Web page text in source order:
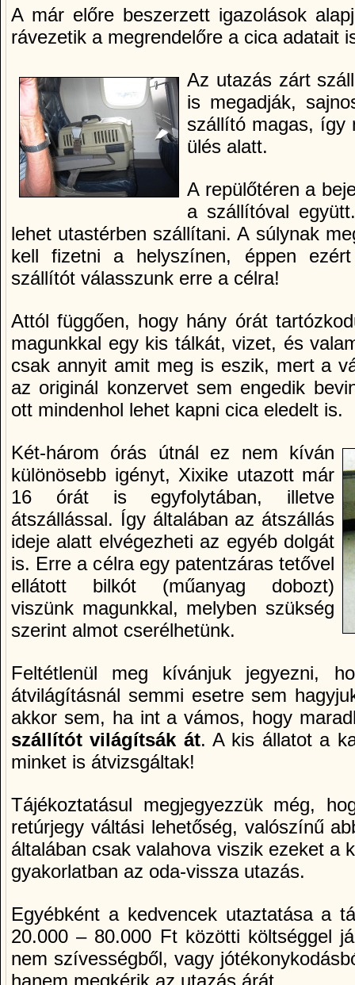
A már előre beszerzett igazolások
rávezetik a megrendelőre a cica adatait
Az utazás zárt
is megadják,
szállító magas, így
ülés alatt.
A repülőtéren a
a szállítóval
lehet utastérben szállítani. A súlynak
kell fizetni a helyszínen, éppen
szállítót válasszunk erre a célra!
Attól függően, hogy hány órát
magunkkal egy kis tálkát, vizet, és
csak annyit amit meg is eszik, mert a
az originál konzervet sem engedik
ott mindenhol lehet kapni cica eledelt is.
Két-három órás útnál ez nem kíván
különösebb igényt, Xixike utazott már
16 órát is egyfolytában, illetve
átszállással. Így általában az átszállás
ideje alatt elvégezheti az egyéb dolgát
is. Erre a célra egy patentzáras tetővel
ellátott bilkót (műanyag dobozt)
viszünk magunkkal, melyben szükség
szerint almot cserélhetünk.
Feltétlenül meg kívánjuk jegyezni,
átvilágításnál semmi esetre sem
akkor sem, ha int a vámos, hogy
szállítót világítsák át. A kis állatot a
minket is átvizsgáltak!
Tájékoztatásul megjegyezzük még,
retúrjegy váltási lehetőség, valószínű
általában csak valahova viszik ezeket a
gyakorlatban az oda-vissza utazás.
Egyébként a kedvencek utaztatása a
20.000 – 80.000 Ft közötti költséggel
nem szívességből, vagy
hanem megkérik az utazás árát.